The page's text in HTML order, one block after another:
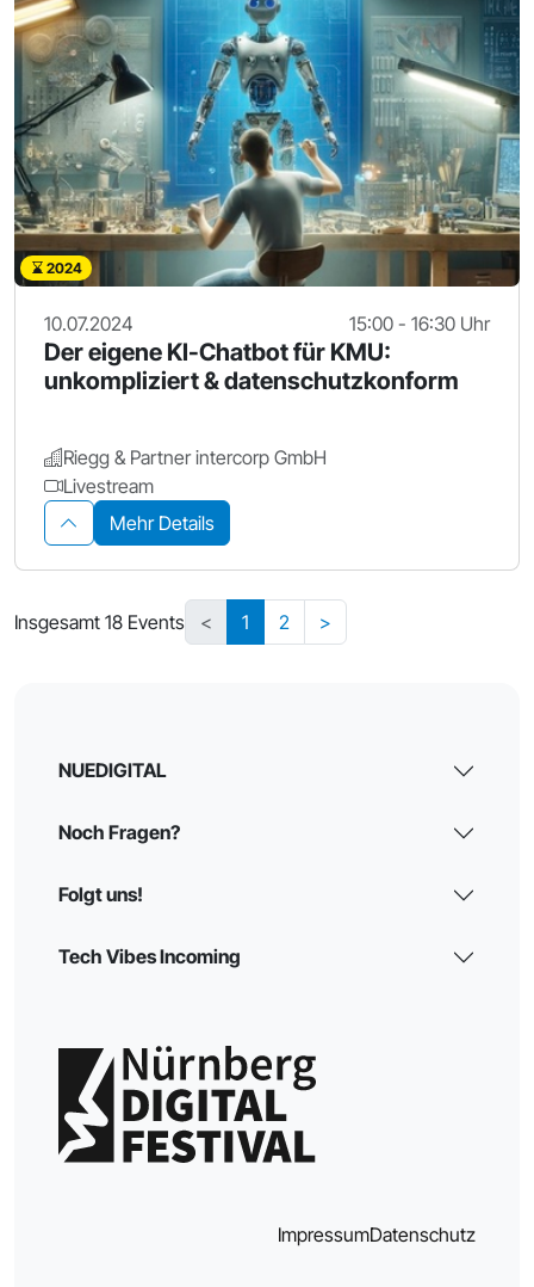
2024
10.07.2024 15:00 - 16:30 Uhr
Der eigene KI-Chatbot für KMU:
unkompliziert & datenschutzkonform
Riegg & Partner intercorp GmbH
Livestream
Mehr Details
Insgesamt 18 Events < 1 2 >
NUEDIGITAL
Noch Fragen?
Folgt uns!
Tech Vibes Incoming
ImpressumDatenschutz